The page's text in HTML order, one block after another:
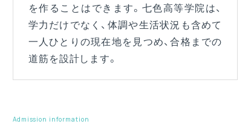
を作ることはできます。七色高等学院は、
学力だけでなく、体調や生活状況も含めて
一人ひとりの現在地を見つめ、合格までの
道筋を設計します。
Admission information